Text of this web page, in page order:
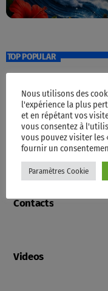
TOP POPULAR
Accueil
Programme
Contacts
Videos
Nous utilisons des
l'expérience la plus
et en répétant vos
vous consentez à
vous pouvez visiter les
fournir un
Paramètres Cookie